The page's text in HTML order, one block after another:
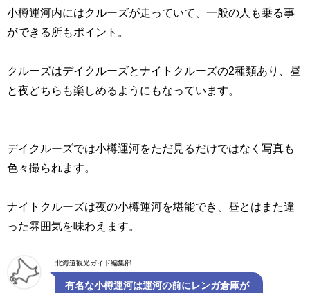
小樽運河内にはクルーズが走っていて、一般の人も乗る事
ができる所もポイント。
クルーズはデイクルーズとナイトクルーズの2種類あり、昼
と夜どちらも楽しめるようにもなっています。
デイクルーズでは小樽運河をただ見るだけではなく写真も
色々撮られます。
ナイトクルーズは夜の小樽運河を堪能でき、昼とはまた違
った雰囲気を味わえます。
北海道観光ガイド編集部
有名な小樽運河は運河の前にレンガ倉庫が